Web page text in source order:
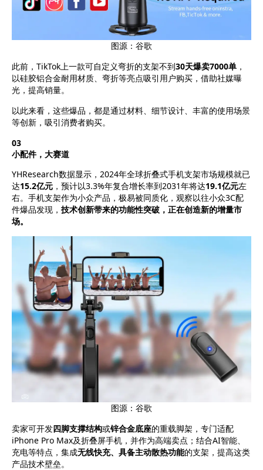
图源：谷歌
此前，TikTok上一款可自定义弯折的支架不到30天爆卖7000单 ，
以硅胶铝合金耐用材质、弯折等亮点吸引用户购买，借助社媒曝
光，提高销量。
以此来看，这些爆品，都是通过材料、细节设计、丰富的使用场景
等创新，吸引消费者购买。
03
小配件，大赛道
YHResearch数据显示，2024年全球折叠式手机支架市场规模就已
达15.2亿元 ，预计以3.3%年复合增长率到2031年将达19.1亿元左
右。手机支架作为小众产品，极易被同质化，观察以往小众3C配
件爆品发现， 技术创新带来的功能性突破，正在创造新的增量市
场。
图源：谷歌
卖家可开发四脚支撑结构或锌合金底座的重载脚架，专门适配
iPhone Pro Max及折叠屏手机，并作为高端卖点；结合AI智能、
充电等特点，集成无线快充、具备主动散热功能的支架，提高这类
产品技术壁垒。